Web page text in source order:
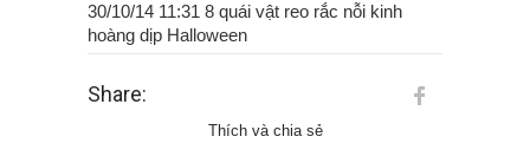
30/10/14 11:31 8 quái vật reo rắc nỗi kinh
hoàng dịp Halloween
Share:
Thích và chia sẻ